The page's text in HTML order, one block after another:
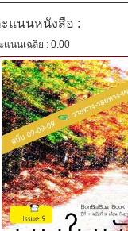
แนนหนังสือ :
แนนเฉลี่ย : 0.00